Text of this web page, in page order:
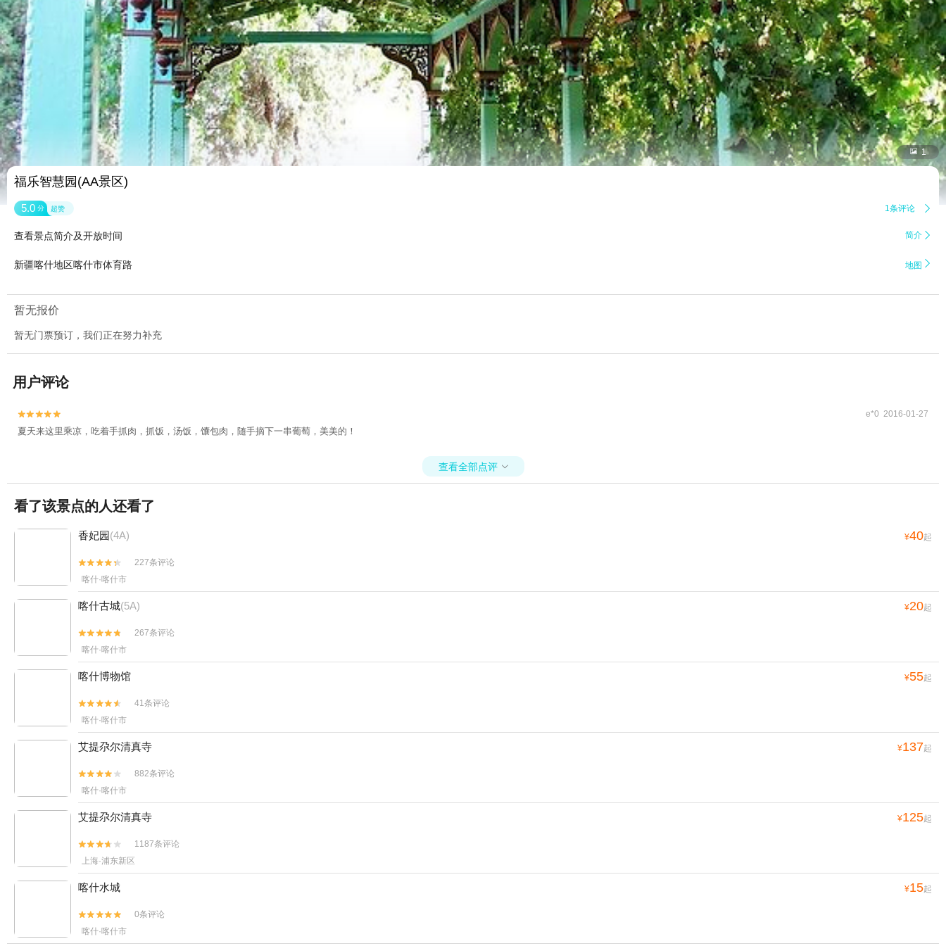
 1
福乐智慧园(AA景区)
5.0 分 超赞 1条评论 
查看景点简介及开放时间 简介 
新疆喀什地区喀什市体育路 地图 
暂无报价
暂无门票预订，我们正在努力补充
用户评论

 e*0 2016-01-27
夏天来这里乘凉，吃着手抓肉，抓饭，汤饭，馕包肉，随手摘下一串葡萄，美美的！
查看全部点评 
看了该景点的人还看了
香妃园(4A) ¥40起


227条评论
喀什·喀什市
喀什古城(5A) ¥20起


267条评论
喀什·喀什市
喀什博物馆 ¥55起


41条评论
喀什·喀什市
艾提尕尔清真寺 ¥137起


882条评论
喀什·喀什市
艾提尕尔清真寺 ¥125起


1187条评论
上海·浦东新区
喀什水城 ¥15起


0条评论
喀什·喀什市